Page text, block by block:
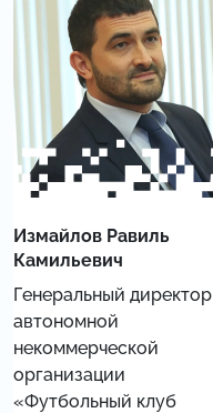
Измайлов Равиль
Камильевич
Генеральный директор
автономной
некоммерческой
организации
«Футбольный клуб